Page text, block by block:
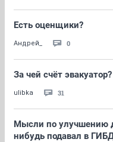
Есть оценщики?
Андрей_ 0
За чей счёт эвакуатор?
ulibka 31
Мысли по улучшению
нибудь подавал в